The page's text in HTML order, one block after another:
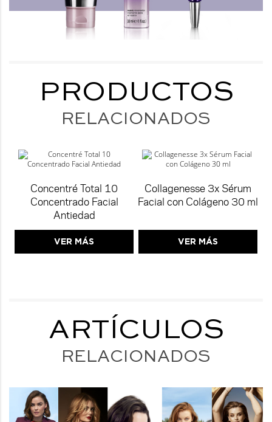
PRODUCTOS
RELACIONADOS
Concentré Total 10
Concentrado Facial
Antiedad
VER MÁS
Collagenesse 3x Sérum
Facial con Colágeno 30 ml
VER MÁS
ARTÍCULOS
RELACIONADOS